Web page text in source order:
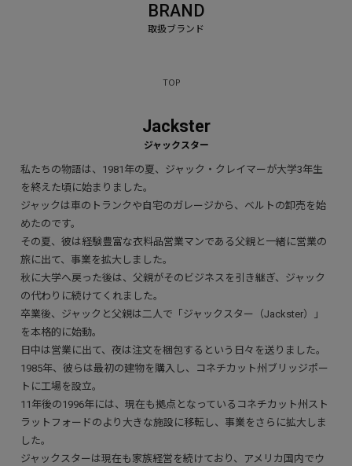
BRAND
TOP
Jackster
私たちの物語は、1981年の夏、ジャック・クレイマーが大学3年生
を終えた頃に始まりました。
ジャックは車のトランクや自宅のガレージから、ベルトの卸売を始
めたのです。
その夏、彼は経験豊富な衣料品営業マンである父親と一緒に営業の
旅に出て、事業を拡大しました。
秋に大学へ戻った後は、父親がそのビジネスを引き継ぎ、ジャック
の代わりに続けてくれました。
卒業後、ジャックと父親は二人で「ジャックスター（Jackster）」
を本格的に始動。
日中は営業に出て、夜は注文を梱包するという日々を送りました。
1985年、彼らは最初の建物を購入し、コネチカット州ブリッジポー
トに工場を設立。
11年後の1996年には、現在も拠点となっているコネチカット州スト
ラットフォードのより大きな施設に移転し、事業をさらに拡大しま
した。
ジャックスターは現在も家族経営を続けており、アメリカ国内でウ